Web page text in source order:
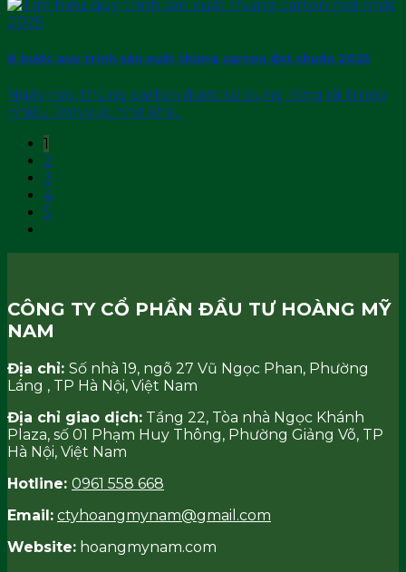
6 bước quy trình sản xuất thùng carton đạt chuẩn 2025
Ngày nay, thùng carton được sử dụng rộng rãi trong
nhiều lĩnh vực nhờ khả...
1
2
3
4
5
CÔNG TY CỔ PHẦN ĐẦU TƯ HOÀNG MỸ
NAM
Địa chỉ: Số nhà 19, ngõ 27 Vũ Ngọc Phan, Phường
Láng , TP Hà Nội, Việt Nam
Địa chỉ giao dịch: Tầng 22, Tòa nhà Ngọc Khánh
Plaza, số 01 Phạm Huy Thông, Phường Giảng Võ, TP
Hà Nội, Việt Nam
Hotline: 0961 558 668
Email: ctyhoangmynam@gmail.com
Website: hoangmynam.com